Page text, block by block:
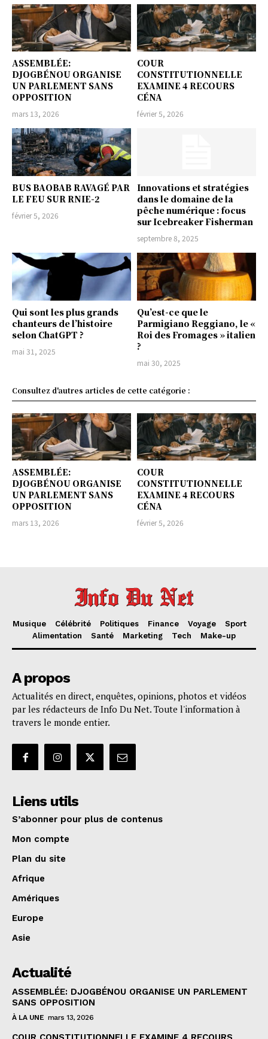
ASSEMBLÉE:
DJOGBÉNOU ORGANISE
UN PARLEMENT SANS
OPPOSITION
mars 13, 2026
COUR
CONSTITUTIONNELLE
EXAMINE 4 RECOURS
CÉNA
février 5, 2026
BUS BAOBAB RAVAGÉ PAR
LE FEU SUR RNIE-2
février 5, 2026
Innovations et stratégies
dans le domaine de la
pêche numérique : focus
sur Icebreaker Fisherman
septembre 8, 2025
Qui sont les plus grands
chanteurs de l’histoire
selon ChatGPT ?
mai 31, 2025
Qu’est-ce que le
Parmigiano Reggiano, le «
Roi des Fromages » italien
?
mai 30, 2025
Consultez d'autres articles de cette catégorie :
ASSEMBLÉE:
DJOGBÉNOU ORGANISE
UN PARLEMENT SANS
OPPOSITION
mars 13, 2026
COUR
CONSTITUTIONNELLE
EXAMINE 4 RECOURS
CÉNA
février 5, 2026
Musique Célébrité Politiques Finance Voyage
Sport
Alimentation
Santé Marketing Tech Make-up
A propos
Actualités en direct, enquêtes, opinions, photos et vidéos
par les rédacteurs de Info Du Net. Toute l'information à
travers le monde entier.
Liens utils
S’abonner pour plus de contenus
Mon compte
Plan du site
Afrique
Amériques
Europe
Asie
Actualité
ASSEMBLÉE: DJOGBÉNOU ORGANISE UN PARLEMENT
SANS OPPOSITION
À LA UNE mars 13, 2026